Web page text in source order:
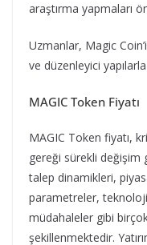
araştırma yapmaları
Uzmanlar, Magic
ve düzenleyici
MAGIC Token Fiyatı
MAGIC Token fiyatı,
gereği sürekli değişim
talep dinamikleri,
parametreler,
müdahaleler gibi
şekillenmektedir.